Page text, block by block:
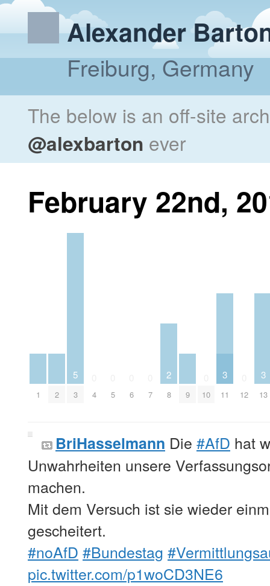
Alexander
Freiburg, Germany
The below is an off-site
@alexbarton ever
February 22nd,
1 2
5
3 4 5 6 7
2
8 9 10
3
11 12
3
13
BriHasselmann Die #AfD hat
Unwahrheiten unsere
machen.
Mit dem Versuch ist sie wieder
gescheitert.
#noAfD #Bundestag
pic.twitter.com/p1woCD3NE6